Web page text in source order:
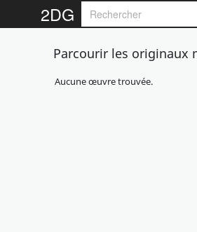
2DG
Parcourir les originaux
Aucune œuvre trouvée.